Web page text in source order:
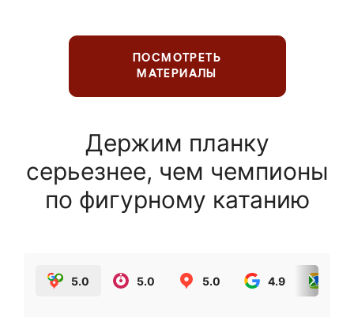
ПОСМОТРЕТЬ
МАТЕРИАЛЫ
Держим планку
серьезнее, чем чемпионы
по фигурному катанию
5.0 5.0 5.0 4.9